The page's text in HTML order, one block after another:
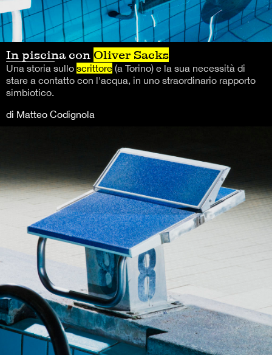
In piscina con Oliver Sacks
Una storia sullo scrittore (a Torino) e la sua necessità di
stare a contatto con l'acqua, in uno straordinario rapporto
simbiotico.
di Matteo Codignola